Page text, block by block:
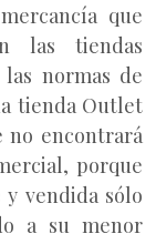
que
las tiendas
normas de
tienda Outlet
no encontrará
porque
vendida sólo
a su menor